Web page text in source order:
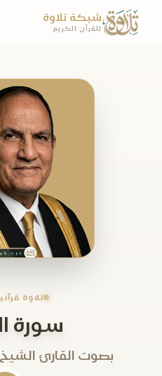
شبكة تلاوة
للقرآن الكريم
تلاوة
سورة
بصوت القارئ